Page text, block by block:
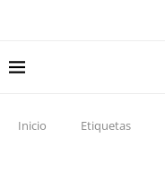
Inicio Etiquetas